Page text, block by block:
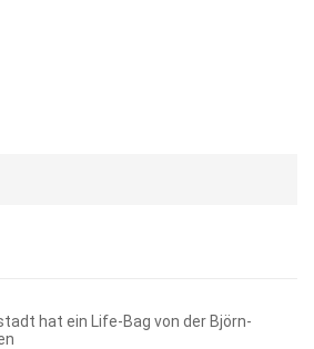
hat ein Life-Bag von der Björn-